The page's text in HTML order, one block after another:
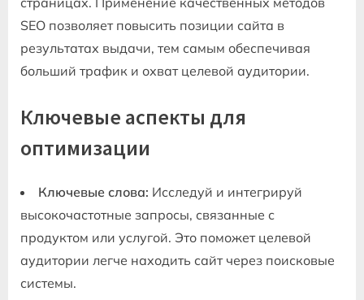
SEO позволяет повысить позиции сайта в
результатах выдачи, тем самым обеспечивая
больший трафик и охват целевой аудитории.
Ключевые аспекты для
оптимизации
Ключевые слова: Исследуй и интегрируй
высокочастотные запросы, связанные с
продуктом или услугой. Это поможет целевой
аудитории легче находить сайт через поисковые
системы.